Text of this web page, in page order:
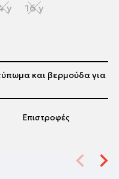
y 16 y
Επιστροφές
και βερμούδα για